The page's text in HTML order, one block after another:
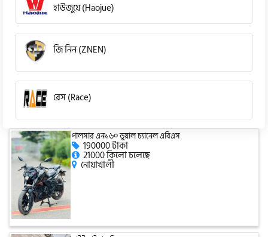
হাউজুয়ে (Haojue)
জি নিন (ZNEN)
রেস (Race)
কিওয়ে (KeeWay)
পেগাসাস (Pagasus)
পালসার এন১৬০ ডুয়াল চ্যানেল এবিএস
190000 টাকা
21000 কিলো চলেছে
নোয়াখালী